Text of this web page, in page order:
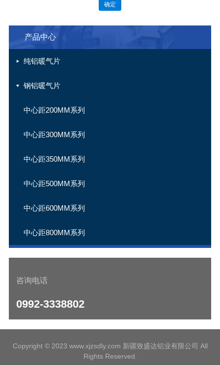
确定
产品中心
纯铝暖气片
钢铝暖气片
中心距200MM系列
中心距300MM系列
中心距350MM系列
中心距500MM系列
中心距600MM系列
中心距800MM系列
咨询电话
0992-3338802
Copyright © 2023 www.xjzsdly.com 新疆致盛达铝业有限公司 All
Rights Reserved.